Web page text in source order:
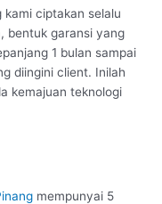
ciptakan selalu
bentuk garansi yang
1 bulan sampai
diingini client. Inilah
kemajuan teknologi
mempunyai 5